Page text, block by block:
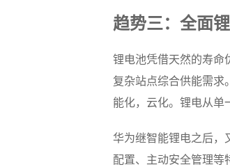
趋势三：全面
锂电池凭借天然的寿命
复杂站点综合供能需求
能化，云化。锂电从单
华为继智能锂电之后，
配置、主动安全管理等